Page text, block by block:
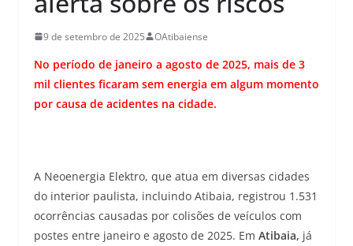
9 de setembro de 2025 OAtibaiense
No período de janeiro a agosto de 2025, mais de 3
mil clientes ficaram sem energia em algum momento
por causa de acidentes na cidade.
A Neoenergia Elektro, que atua em diversas cidades
do interior paulista, incluindo Atibaia, registrou 1.531
ocorrências causadas por colisões de veículos com
postes entre janeiro e agosto de 2025. Em Atibaia, já